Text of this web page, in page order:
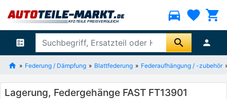
directions_car favorite shopping_cart
ballot search person
Federung / Dämpfung Blattfederung Federaufhängung / -zubehör
Lagerung, Federgehänge FAST FT13901